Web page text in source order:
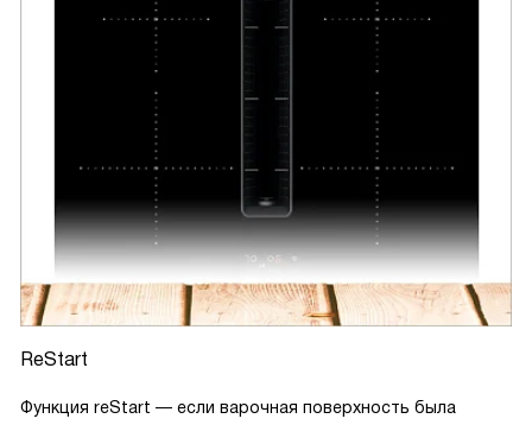
ReStart
Функция reStart — если варочная поверхность была